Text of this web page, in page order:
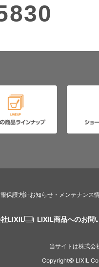
保護方針お知らせ・メンテナンス
LIXIL LIXIL商品へのお問
当サイトは株式会
Copyright© LIXIL